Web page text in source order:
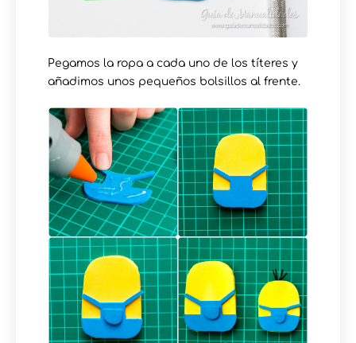
Pegamos la ropa a cada uno de los títeres y
añadimos unos pequeños bolsillos al frente.